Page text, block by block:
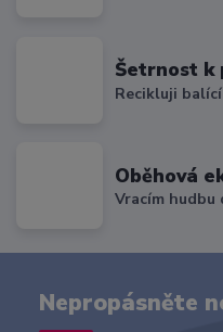
Šetrnost k
Recikluji
Oběhová
Vracím hudbu
Nepropásněte